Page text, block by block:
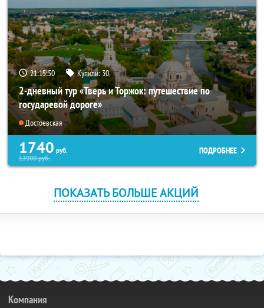
21:15:49 Купили:30
2-дневный тур «Тверь и Торжок: путешествие по
государевой дороге»
Достоевская
1740 руб.
13900руб.
ПОДРОБНЕЕ
ПОКАЗАТЬ БОЛЬШЕ АКЦИЙ
Компания